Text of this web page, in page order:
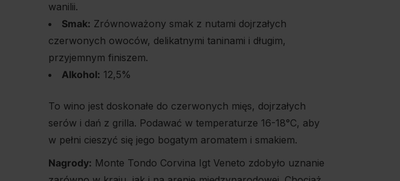
wanilii.
Smak: Zrównoważony smak z nutami dojrzałych
czerwonych owoców, delikatnymi taninami i długim,
przyjemnym finiszem.
Alkohol: 12,5%
To wino jest doskonałe do czerwonych mięs, dojrzałych
serów i dań z grilla. Podawać w temperaturze 16-18°C, aby
w pełni cieszyć się jego bogatym aromatem i smakiem.
Nagrody: Monte Tondo Corvina Igt Veneto zdobyło uznanie